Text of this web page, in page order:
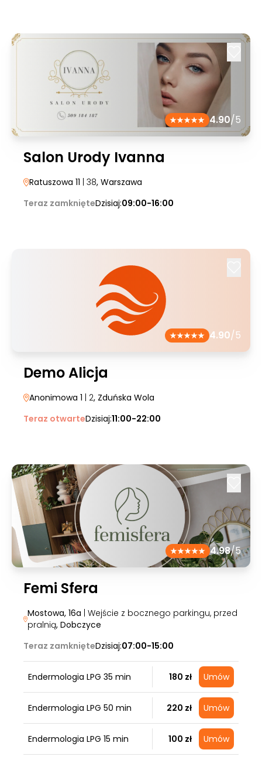
4.90/5
Salon Urody Ivanna
Ratuszowa 11 | 38, Warszawa
Teraz zamknięteDzisiaj:09:00-16:00
4.90/5
Demo Alicja
Anonimowa 1 | 2, Zduńska Wola
Teraz otwarteDzisiaj:11:00-22:00
4.98/5
Femi Sfera
Mostowa, 16a | Wejście z bocznego parkingu, przed
pralnią, Dobczyce
Teraz zamknięteDzisiaj:07:00-15:00
Endermologia LPG 35 min 180 zł Umów
Endermologia LPG 50 min 220 zł Umów
Endermologia LPG 15 min 100 zł Umów